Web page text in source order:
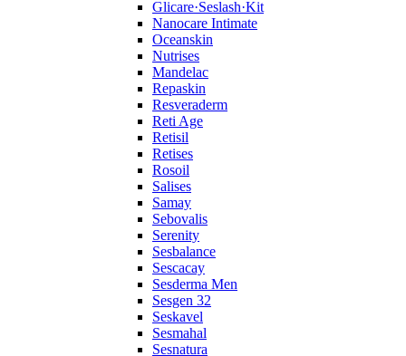
Glicare·Seslash·Kit
Nanocare Intimate
Oceanskin
Nutrises
Mandelac
Repaskin
Resveraderm
Reti Age
Retisil
Retises
Rosoil
Salises
Samay
Sebovalis
Serenity
Sesbalance
Sescacay
Sesderma Men
Sesgen 32
Seskavel
Sesmahal
Sesnatura